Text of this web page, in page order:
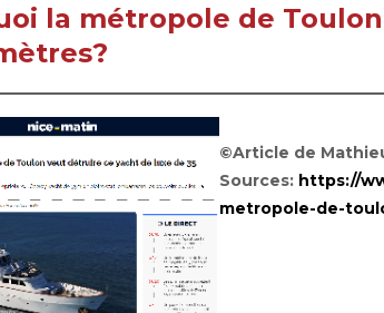
la métropole de
©Article de
Sources: https://
metropole-de-